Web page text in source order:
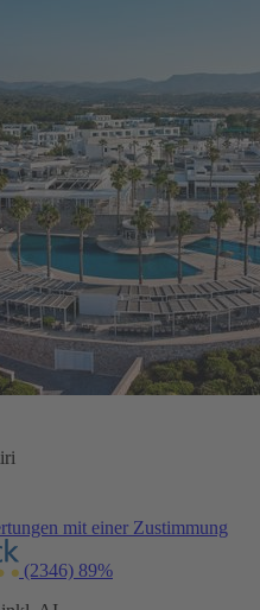
mit einer Zustimmung
(2346) 89%